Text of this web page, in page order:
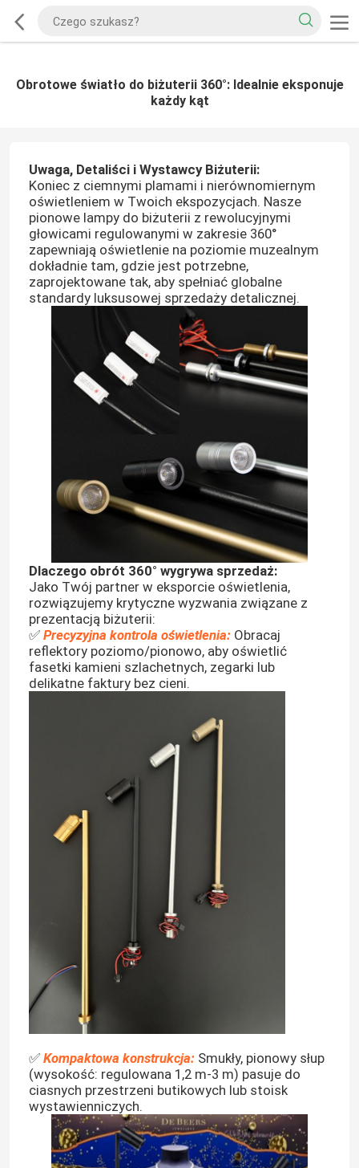
Obrotowe światło do biżuterii 360°: Idealnie eksponuje
każdy kąt
Uwaga, Detaliści i Wystawcy Biżuterii:
Koniec z ciemnymi plamami i nierównomiernym
oświetleniem w Twoich ekspozycjach. Nasze
pionowe lampy do biżuterii z rewolucyjnymi
głowicami regulowanymi w zakresie 360°
zapewniają oświetlenie na poziomie muzealnym
dokładnie tam, gdzie jest potrzebne,
zaprojektowane tak, aby spełniaćglobalne
standardy luksusowej sprzedaży detalicznej.
Dlaczego obrót 360° wygrywa sprzedaż:
Jako Twój partner w eksporcie oświetlenia,
rozwiązujemy krytyczne wyzwania związane z
prezentacją biżuterii:
✅ Precyzyjna kontrola oświetlenia: Obracaj
reflektory poziomo/pionowo, aby oświetlić
fasetki kamieni szlachetnych, zegarki lub
delikatne faktury bez cieni.
✅ Kompaktowa konstrukcja: Smukły, pionowy słup
(wysokość: regulowana 1,2 m-3 m) pasuje do
ciasnych przestrzeni butikowych lub stoisk
wystawienniczych.